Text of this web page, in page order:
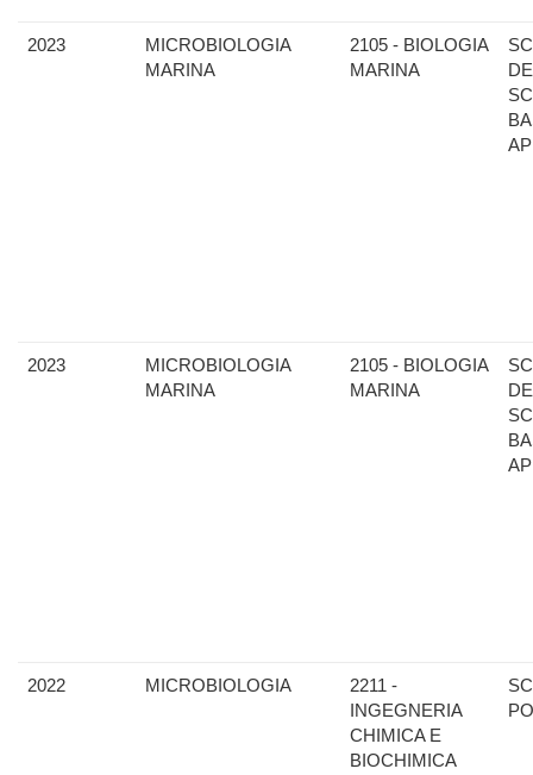
2023
MICROBIOLOGIA
MARINA
2105 - BIOLOGIA
MARINA
2023
MICROBIOLOGIA
MARINA
2105 - BIOLOGIA
MARINA
2022 MICROBIOLOGIA
2211 -
INGEGNERIA
CHIMICA E
BIOCHIMICA